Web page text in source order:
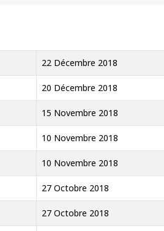
22 Décembre 2018
20 Décembre 2018
15 Novembre 2018
10 Novembre 2018
10 Novembre 2018
27 Octobre 2018
27 Octobre 2018